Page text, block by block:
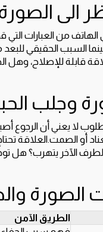
الى
من العبارات التي
السبب الحقيقي
قابلة للإصلاح، وهل
وجلب
لا يعني أن الرجوع
أو الصمت.العلاقة
الآخر يتهرب؟ هل
الصورة
الطريق الآمن